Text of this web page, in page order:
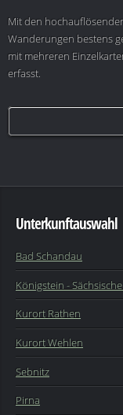
Mit den
Wanderungen bestens
mit mehreren
erfasst.
Unterkunftauswahl
Bad Schandau
Königstein -
Kurort Rathen
Kurort Wehlen
Sebnitz
Pirna